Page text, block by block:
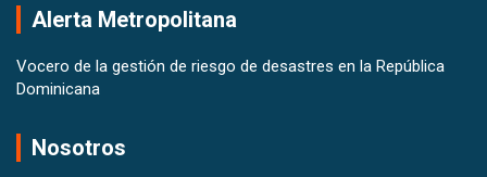
Alerta Metropolitana
Vocero de la gestión de riesgo de desastres en la República
Dominicana
Nosotros